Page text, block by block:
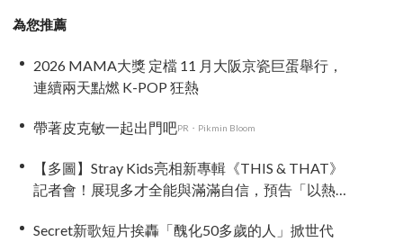
為您推薦
2026 MAMA大獎 定檔 11 月大阪京瓷巨蛋舉行，
連續兩天點燃 K-POP 狂熱
帶著皮克敏一起出門吧PR・Pikmin Bloom
【多圖】Stray Kids亮相新專輯《THIS & THAT》
記者會！展現多才全能與滿滿自信，預告「以熱
Secret新歌短片挨轟「醜化50多歲的人」掀世代